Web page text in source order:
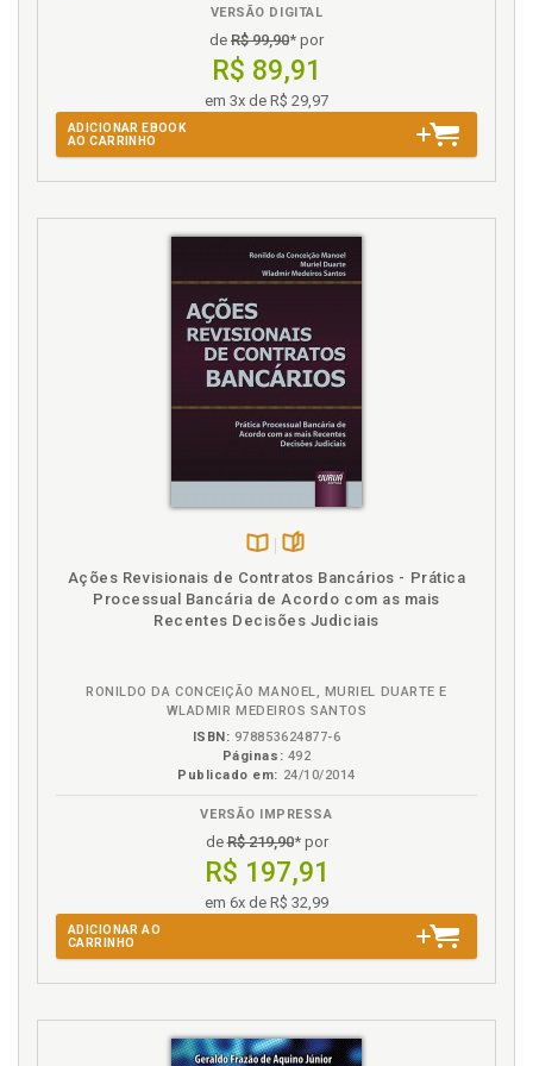
entender a constitucionalização do Direito Civil no
Direitos fundamentais. Bases teóricas sobre a
aplicação dos direitos fun-damentais no direito
brasileiro nas relações jurídicas entre particulares, p.
120
direitos fundamentais e seus contextos teóricos, p.
Direitos fundamentais. Princípio da dignidade da
pessoa humana como núcleo dos direitos
fundamentais e do ordenamento jurídico
holisticamente, p. 126
Direitos. Dimensões de direitos, p. 17
Efetivação mínima. Conceituação intrínseca e
humana como vértice cons-titucional para a
efetividade da função social dos contratos privados,
p. 105
Efetividade. Princípio da dignidade da pessoa
p. 131
sobre a dignidade humana, p. 27
Função social da propriedade, p. 72
Função social do contrato: princípio ou cláusula
Função social. Princípio da dignidade da pessoa
humana como vértice constitucional para a
Função socioconstitucional do contrato privado, p.
VERSÃO DIGITAL
de R$ 99,90* por
R$ 89,91
em 3x de R$ 29,97
ADICIONAR EBOOK
AO CARRINHO
na
B.V.
Ações Revisionais de Contratos Bancários - Prática
Processual Bancária de Acordo com as mais
Recentes Decisões Judiciais
RONILDO DA CONCEIÇÃO MANOEL, MURIEL DUARTE E
WLADMIR MEDEIROS SANTOS
ISBN: 978853624877-6
Páginas: 492
Publicado em: 24/10/2014
VERSÃO IMPRESSA
deR$ 219,90* por
R$ 197,91
em 6x de R$ 32,99
ADICIONAR AO
CARRINHO